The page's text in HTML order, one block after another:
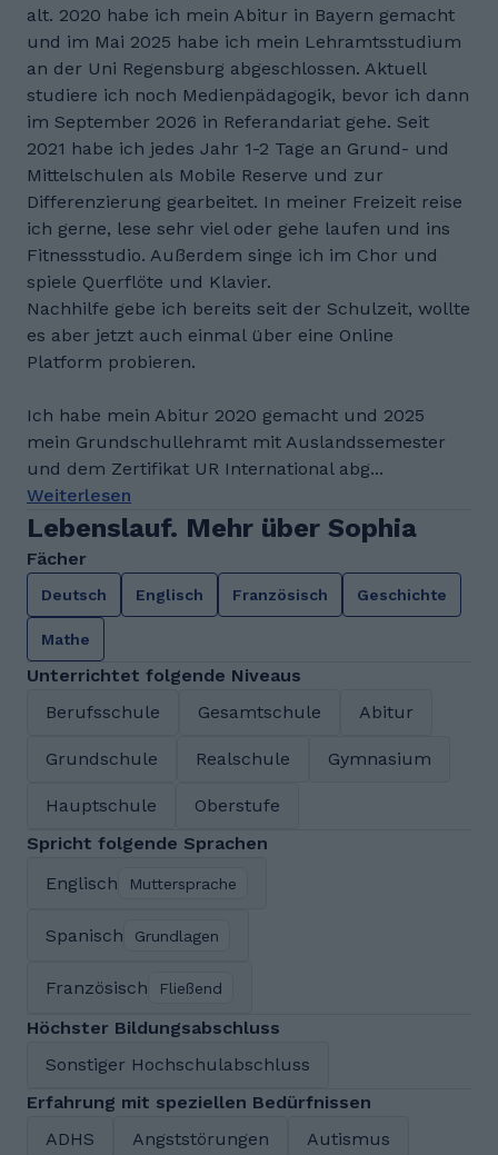
alt. 2020 habe ich mein Abitur in Bayern gemacht
und im Mai 2025 habe ich mein Lehramtsstudium
an der Uni Regensburg abgeschlossen. Aktuell
studiere ich noch Medienpädagogik, bevor ich dann
im September 2026 in Referandariat gehe. Seit
2021 habe ich jedes Jahr 1-2 Tage an Grund- und
Mittelschulen als Mobile Reserve und zur
Differenzierung gearbeitet. In meiner Freizeit reise
ich gerne, lese sehr viel oder gehe laufen und ins
Fitnessstudio. Außerdem singe ich im Chor und
spiele Querflöte und Klavier.
Nachhilfe gebe ich bereits seit der Schulzeit, wollte
es aber jetzt auch einmal über eine Online
Platform probieren.
Ich habe mein Abitur 2020 gemacht und 2025
mein Grundschullehramt mit Auslandssemester
und dem Zertifikat UR International abg...
Weiterlesen
Lebenslauf. Mehr über Sophia
Fächer
Deutsch Englisch Französisch Geschichte
Mathe
Unterrichtet folgende Niveaus
Berufsschule
Gesamtschule Abitur
Grundschule Realschule Gymnasium
Hauptschule
Oberstufe
Spricht folgende Sprachen
Englisch
Muttersprache
Spanisch Grundlagen
Französisch Fließend
Höchster Bildungsabschluss
Sonstiger Hochschulabschluss
Erfahrung mit speziellen Bedürfnissen
ADHS
Angststörungen Autismus